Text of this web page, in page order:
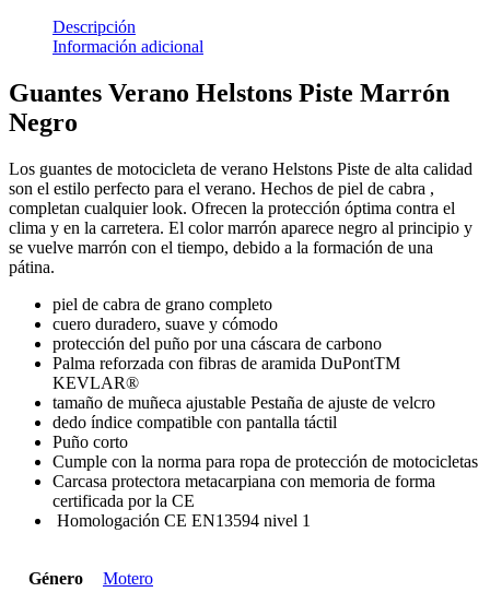
Descripción
Información adicional
Guantes Verano Helstons Piste Marrón
Negro
Los guantes de motocicleta de verano Helstons Piste de alta calidad
son el estilo perfecto para el verano. Hechos de piel de cabra ,
completan cualquier look. Ofrecen la protección óptima contra el
clima y en la carretera. El color marrón aparece negro al principio y
se vuelve marrón con el tiempo, debido a la formación de una
pátina.
piel de cabra de grano completo
cuero duradero, suave y cómodo
protección del puño por una cáscara de carbono
Palma reforzada con fibras de aramida DuPontTM
KEVLAR®
tamaño de muñeca ajustable Pestaña de ajuste de velcro
dedo índice compatible con pantalla táctil
Puño corto
Cumple con la norma para ropa de protección de motocicletas
Carcasa protectora metacarpiana con memoria de forma
certificada por la CE
Homologación CE EN13594 nivel 1
Género Motero